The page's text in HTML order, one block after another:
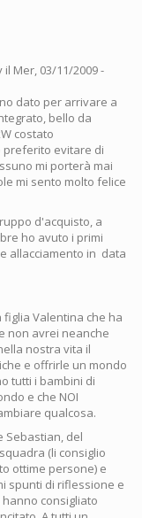
il Mer, 03/11/2009 -
dato per arrivare a
bello da
costato
preferito evitare di
mi porterà mai
mi sento molto felice
d'acquisto, a
ho avuto i primi
allacciamento in data
Valentina che ha
non avrei neanche
nostra vita il
e offrirle un mondo
tutti i bambini di
e che NOI
qualcosa.
Sebastian, del
(li consiglio
ottime persone) e
spunti di riflessione e
consigliato